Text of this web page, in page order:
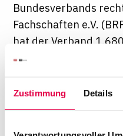
Zustimmung Details
Bundesverbands
Fachschaften e.V.
hat der Verband
Jurastudierende, die
wenigstens den
Examens absolviert
Eindrücken vom